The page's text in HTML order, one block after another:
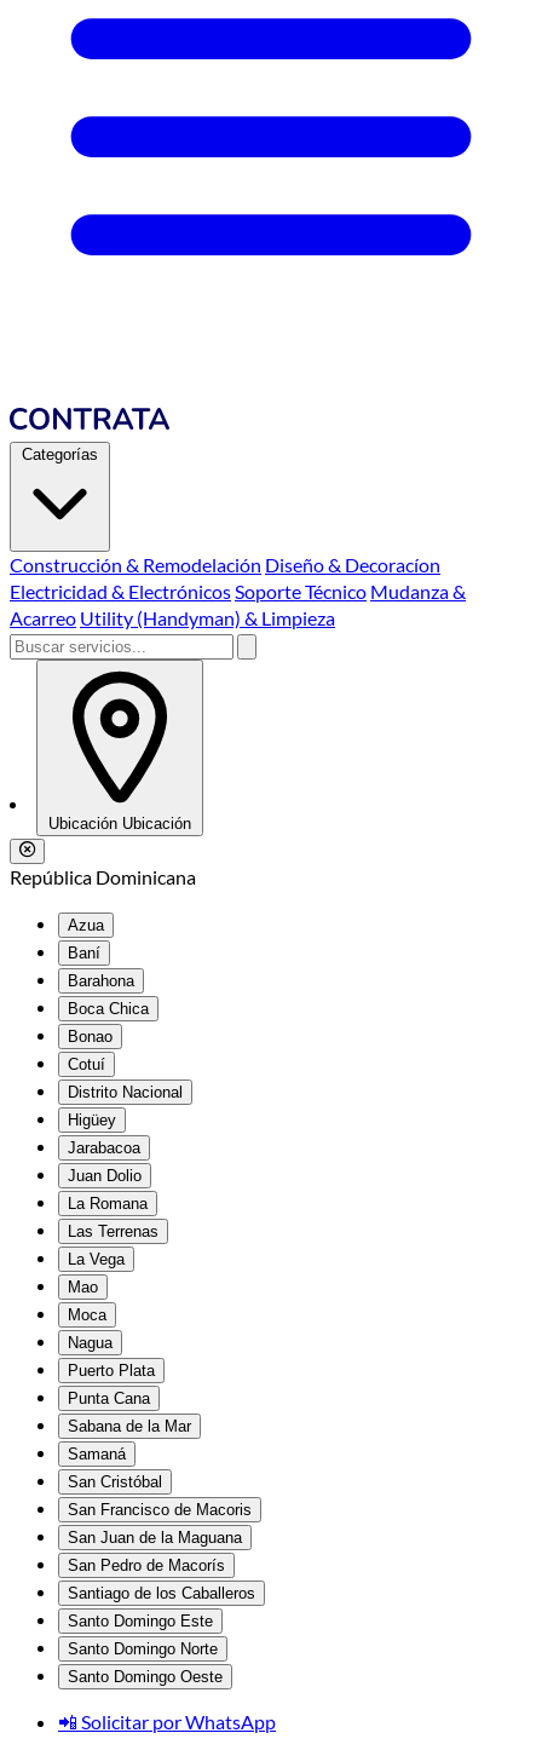
Categorías
Construcción & Remodelación Diseño & Decoracíon
Electricidad & ElectrónicosSoporte Técnico Mudanza &
Acarreo Utility (Handyman) & Limpieza
Ubicación Ubicación
República Dominicana
Azua
Baní
Barahona
Boca Chica
Bonao
Cotuí
Distrito Nacional
Higüey
Jarabacoa
Juan Dolio
La Romana
Las Terrenas
La Vega
Mao
Moca
Nagua
Puerto Plata
Punta Cana
Sabana de la Mar
Samaná
San Cristóbal
San Francisco de Macoris
San Juan de la Maguana
San Pedro de Macorís
Santiago de los Caballeros
Santo Domingo Este
Santo Domingo Norte
Santo Domingo Oeste
📲 Solicitar por WhatsApp